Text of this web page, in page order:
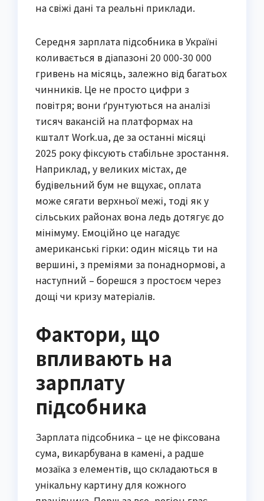
на свіжі дані та реальні приклади.
Середня зарплата підсобника в Україні
коливається в діапазоні 20 000-30 000
гривень на місяць, залежно від багатьох
чинників. Це не просто цифри з
повітря; вони ґрунтуються на аналізі
тисяч вакансій на платформах на
кшталт Work.ua, де за останні місяці
2025 року фіксують стабільне зростання.
Наприклад, у великих містах, де
будівельний бум не вщухає, оплата
може сягати верхньої межі, тоді як у
сільських районах вона ледь дотягує до
мінімуму. Емоційно це нагадує
американські гірки: один місяць ти на
вершині, з преміями за понаднормові, а
наступний – борешся з простоєм через
дощі чи кризу матеріалів.
Фактори, що
впливають на
зарплату
підсобника
Зарплата підсобника – це не фіксована
сума, викарбувана в камені, а радше
мозаїка з елементів, що складаються в
унікальну картину для кожного